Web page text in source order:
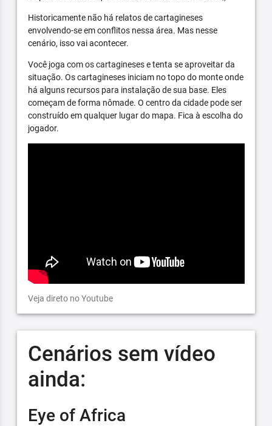
Historicamente não há relatos de cartagineses
envolvendo-se em conflitos nessa área. Mas nesse
cenário, isso vai acontecer.
Você joga com os cartagineses e tenta se aproveitar da
situação. Os cartagineses iniciam no topo do monte onde
há alguns recursos para instalação de sua base. Eles
começam de forma nômade. O centro da cidade pode ser
construído em qualquer lugar do mapa. Fica à escolha do
jogador.
Veja direto no Youtube
Cenários sem vídeo
ainda:
Eye of Africa